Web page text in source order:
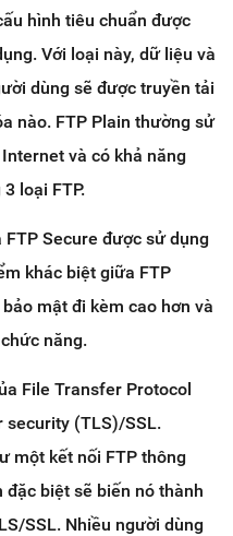
hình tiêu chuẩn được
Với loại này, dữ liệu và
dùng sẽ được truyền tải
nào. FTP Plain thường sử
và có khả năng
loại FTP.
Secure được sử dụng
khác biệt giữa FTP
mật đi kèm cao hơn và
năng.
File Transfer Protocol
(TLS)/SSL.
một kết nối FTP thông
biệt sẽ biến nó thành
SSL. Nhiều người dùng